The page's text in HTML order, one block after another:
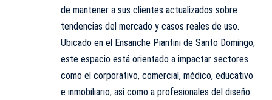
de mantener a sus clientes actualizados sobre
tendencias del mercado y casos reales de uso.
Ubicado en el Ensanche Piantini de Santo Domingo,
este espacio está orientado a impactar sectores
como el corporativo, comercial, médico, educativo
e inmobiliario, así como a profesionales del diseño.